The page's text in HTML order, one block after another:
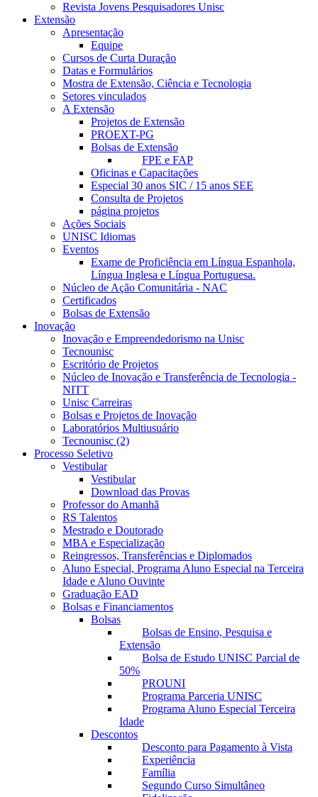
Revista Jovens Pesquisadores Unisc
Extensão
Apresentação
Equipe
Cursos de Curta Duração
Datas e Formulários
Mostra de Extensão, Ciência e Tecnologia
Setores vinculados
A Extensão
Projetos de Extensão
PROEXT-PG
Bolsas de Extensão
FPE e FAP
Oficinas e Capacitações
Especial 30 anos SIC / 15 anos SEE
Consulta de Projetos
página projetos
Ações Sociais
UNISC Idiomas
Eventos
Exame de Proficiência em Língua Espanhola,
Língua Inglesa e Língua Portuguesa.
Núcleo de Ação Comunitária - NAC
Certificados
Bolsas de Extensão
Inovação
Inovação e Empreendedorismo na Unisc
Tecnounisc
Escritório de Projetos
Núcleo de Inovação e Transferência de Tecnologia -
NITT
Unisc Carreiras
Bolsas e Projetos de Inovação
Laboratórios Multiusuário
Tecnounisc (2)
Processo Seletivo
Vestibular
Vestibular
Download das Provas
Professor do Amanhã
RS Talentos
Mestrado e Doutorado
MBA e Especialização
Reingressos, Transferências e Diplomados
Aluno Especial, Programa Aluno Especial na Terceira
Idade e Aluno Ouvinte
Graduação EAD
Bolsas e Financiamentos
Bolsas
Bolsas de Ensino, Pesquisa e
Extensão
Bolsa de Estudo UNISC Parcial de
50%
PROUNI
Programa Parceria UNISC
Programa Aluno Especial Terceira
Idade
Descontos
Desconto para Pagamento à Vista
Experiência
Família
Segundo Curso Simultâneo